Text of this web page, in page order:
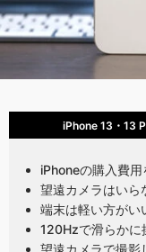
iPhone 13・13
iPhoneの購入費
望遠カメラはい
端末は軽い方が
120Hzで滑らか
望遠カメラで撮